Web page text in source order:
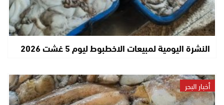
النشرة اليومية لمبيعات الاخطبوط ليوم 5 غشت 2026
أخبار البحر